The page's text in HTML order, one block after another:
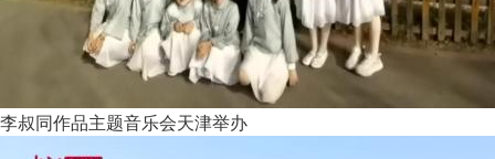
李叔同作品主题音乐会天津举办